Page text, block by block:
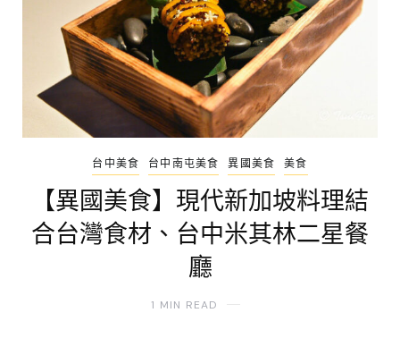
台中美食 台中南屯美食 異國美食 美食
【異國美食】現代新加坡料理結
合台灣食材、台中米其林二星餐
廳
1 MIN READ